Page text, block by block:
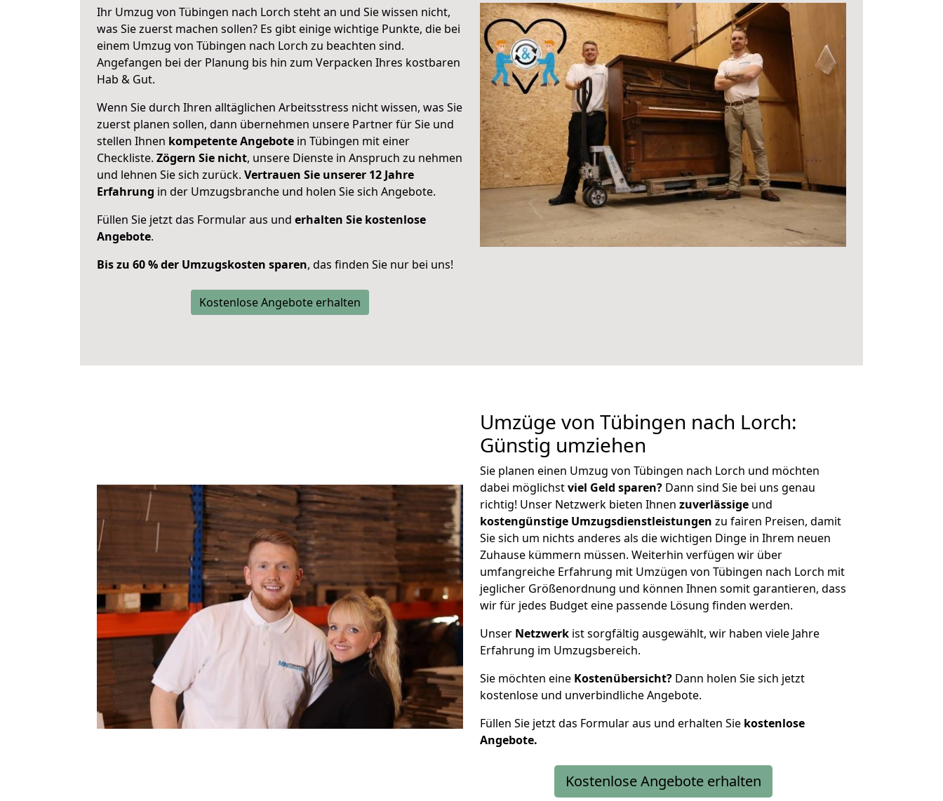
Ihr Umzug von Tübingen nach Lorch steht an und Sie wissen nicht,
was Sie zuerst machen sollen? Es gibt einige wichtige Punkte, die bei
einem Umzug von Tübingen nach Lorch zu beachten sind.
Angefangen bei der Planung bis hin zum Verpacken Ihres kostbaren
Hab & Gut.
Wenn Sie durch Ihren alltäglichen Arbeitsstress nicht wissen, was Sie
zuerst planen sollen, dann übernehmen unsere Partner für Sie und
stellen Ihnen kompetente Angebote in Tübingen mit einer
Checkliste. Zögern Sie nicht, unsere Dienste in Anspruch zu nehmen
und lehnen Sie sich zurück. Vertrauen Sie unserer 12 Jahre
Erfahrung in der Umzugsbranche und holen Sie sich Angebote.
Füllen Sie jetzt das Formular aus und erhalten Sie kostenlose
Angebote.
Bis zu 60 % der Umzugskosten sparen, das finden Sie nur bei uns!
Kostenlose Angebote erhalten
Umzüge von Tübingen nach Lorch:
Günstig umziehen
Sie planen einen Umzug von Tübingen nach Lorch und möchten
dabei möglichstviel Geld sparen? Dann sind Sie bei uns genau
richtig! Unser Netzwerk bieten Ihnen zuverlässige und
kostengünstige Umzugsdienstleistungen zu fairen Preisen, damit
Sie sich um nichts anderes als die wichtigen Dinge in Ihrem neuen
Zuhause kümmern müssen. Weiterhin verfügen wir über
umfangreiche Erfahrung mit Umzügen von Tübingen nach Lorch mit
jeglicher Größenordnung und können Ihnen somit garantieren, dass
wir für jedes Budget eine passende Lösung finden werden.
Unser Netzwerk ist sorgfältig ausgewählt, wir haben viele Jahre
Erfahrung im Umzugsbereich.
Sie möchten eine Kostenübersicht? Dann holen Sie sich jetzt
kostenlose und unverbindliche Angebote.
Füllen Sie jetzt das Formular aus und erhalten Sie kostenlose
Angebote.
Kostenlose Angebote erhalten